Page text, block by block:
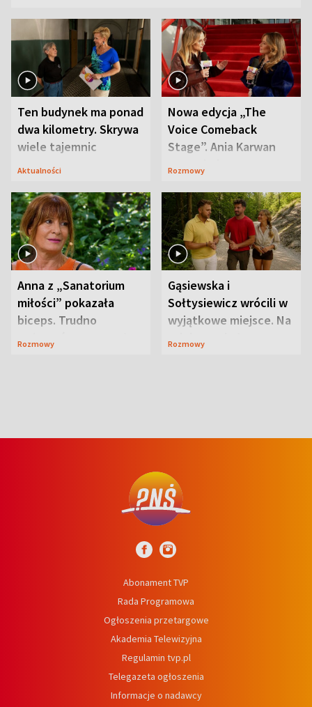
Ten budynek ma ponad
dwa kilometry. Skrywa
wiele tajemnic
Aktualności
Nowa edycja „The
Voice Comeback
Stage”. Ania Karwan
zapowiada
Rozmowy
Anna z „Sanatorium
miłości” pokazała
biceps. Trudno
uwierzyć, co przeszła
Rozmowy
Gąsiewska i
Sołtysiewicz wrócili w
wyjątkowe miejsce. Na
szlaku czekał
Rozmowy
Abonament TVP
Rada Programowa
Ogłoszenia przetargowe
Akademia Telewizyjna
Regulamin tvp.pl
Telegazeta ogłoszenia
Informacje o nadawcy